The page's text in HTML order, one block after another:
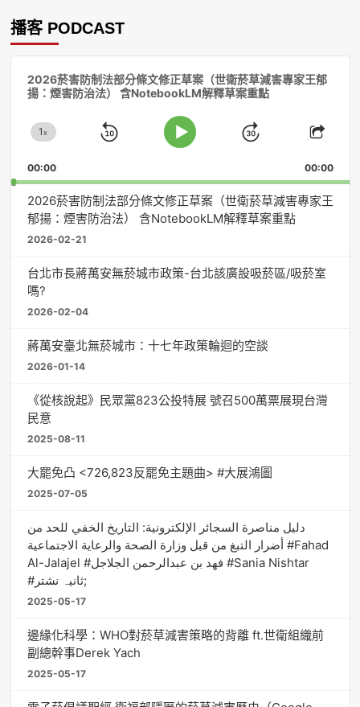
播客 PODCAST
2026菸害防制法部分條文修正草案（世衛菸草減害專家王郁
揚：煙害防治法） 含NotebookLM解釋草案重點
Change
Rate
1x
Skip
Play
Jump
Forward
Share
00:00 00:00
2026菸害防制法部分條文修正草案（世衛菸草減害專家王
郁揚：煙害防治法） 含NotebookLM解釋草案重點
2026-02-21
台北市長蔣萬安無菸城市政策-台北該廣設吸菸區/吸菸室
嗎?
2026-02-04
蔣萬安臺北無菸城市：十七年政策輪迴的空談
2026-01-14
《從核說起》民眾黨823公投特展 號召500萬票展現台灣
民意
2025-08-11
大罷免凸 <726,823反罷免主題曲> #大展鴻圖
2025-07-05
دليل مناصرة السجائر الإلكترونية: التاريخ الخفي للحد من
أضرار التبغ من قبل وزارة الصحة والرعاية الاجتماعية #Fahad
Al-Jalajel #فهد بن عبدالرحمن الجلاجل #Sania Nishtar
#ثانیہ نشتر;
2025-05-17
邊緣化科學：WHO對菸草減害策略的背離 ft.世衛組織前
副總幹事Derek Yach
2025-05-17